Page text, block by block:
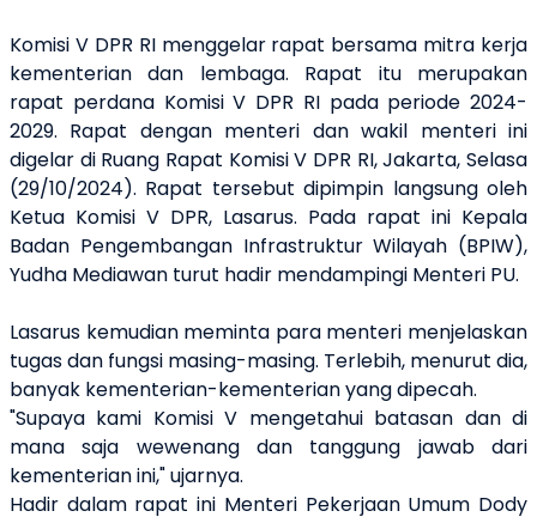
Komisi V DPR RI menggelar rapat bersama mitra kerja
kementerian dan lembaga. Rapat itu merupakan
rapat perdana Komisi V DPR RI pada periode 2024-
2029. Rapat dengan menteri dan wakil menteri ini
digelar di Ruang Rapat Komisi V DPR RI, Jakarta, Selasa
(29/10/2024). Rapat tersebut dipimpin langsung oleh
Ketua Komisi V DPR, Lasarus. Pada rapat ini Kepala
Badan Pengembangan Infrastruktur Wilayah (BPIW),
Yudha Mediawan turut hadir mendampingi Menteri PU.
Lasarus kemudian meminta para menteri menjelaskan
tugas dan fungsi masing-masing. Terlebih, menurut dia,
banyak kementerian-kementerian yang dipecah.
"Supaya kami Komisi V mengetahui batasan dan di
mana saja wewenang dan tanggung jawab dari
kementerian ini," ujarnya.
Hadir dalam rapat ini Menteri Pekerjaan Umum Dody